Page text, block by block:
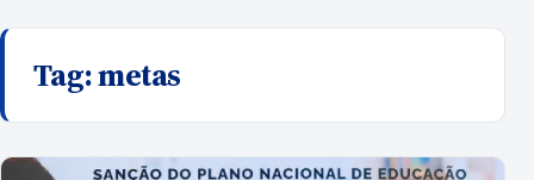
Tag:metas